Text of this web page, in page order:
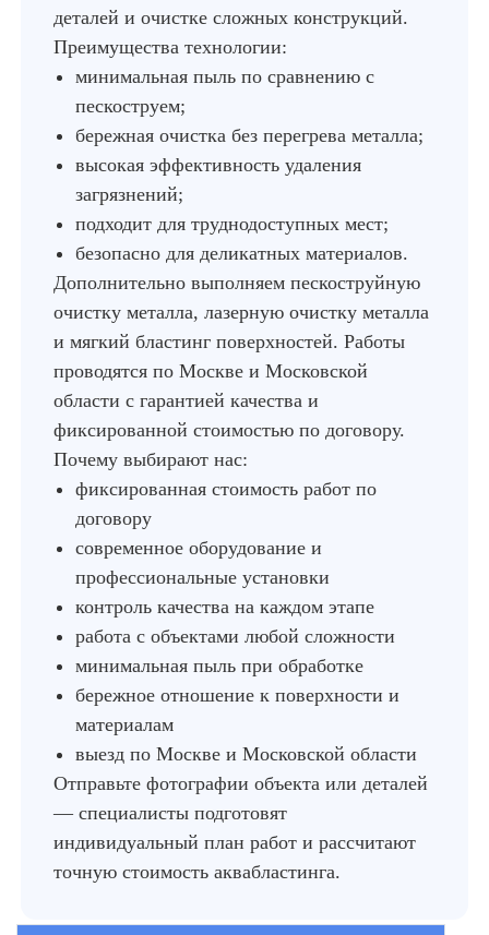
деталей и очистке сложных конструкций.
Преимущества технологии:
минимальная пыль по сравнению с
пескоструем;
бережная очистка без перегрева металла;
высокая эффективность удаления
загрязнений;
подходит для труднодоступных мест;
безопасно для деликатных материалов.
Дополнительно выполняем пескоструйную
очистку металла, лазерную очистку металла
и мягкий бластинг поверхностей. Работы
проводятся по Москве и Московской
области с гарантией качества и
фиксированной стоимостью по договору.
Почему выбирают нас:
фиксированная стоимость работ по
договору
современное оборудование и
профессиональные установки
контроль качества на каждом этапе
работа с объектами любой сложности
минимальная пыль при обработке
бережное отношение к поверхности и
материалам
выезд по Москве и Московской области
Отправьте фотографии объекта или деталей
— специалисты подготовят
индивидуальный план работ и рассчитают
точную стоимость аквабластинга.